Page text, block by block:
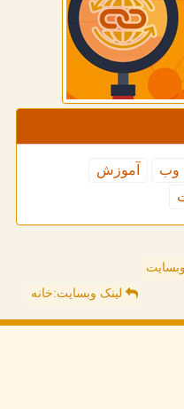
وب
آموزش
وبسایت
لینک وبسایت:خانه